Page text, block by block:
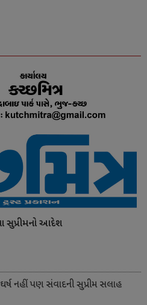
સુપ્રીમનો આદેશ
નહીં પણ સંવાદની સુપ્રીમ સલાહ